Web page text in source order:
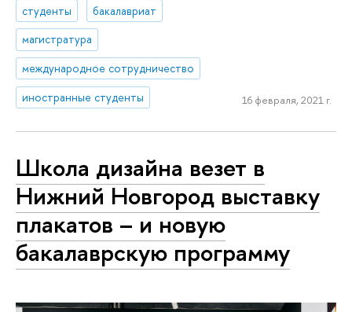
студенты
бакалавриат
магистратура
международное сотрудничество
иностранные студенты
16 февраля, 2021 г.
Школа дизайна везет в
Нижний Новгород выставку
плакатов – и новую
бакалаврскую программу